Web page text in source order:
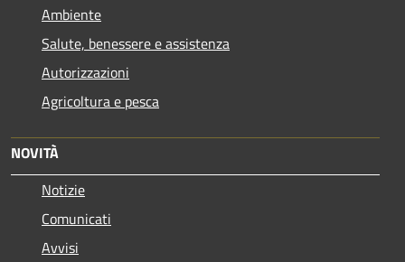
Ambiente
Salute, benessere e assistenza
Autorizzazioni
Agricoltura e pesca
NOVITÀ
Notizie
Comunicati
Avvisi